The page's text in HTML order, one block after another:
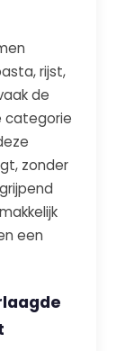
rijst,
de
categorie
zonder
een